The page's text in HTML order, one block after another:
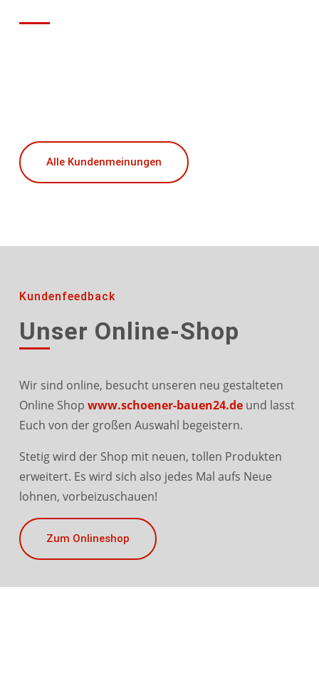
Alle Kundenmeinungen
Kundenfeedback
Unser Online-Shop
Wir sind online, besucht unseren neu gestalteten
Online Shop www.schoener-bauen24.deund lasst
Euch von der großen Auswahl begeistern.
Stetig wird der Shop mit neuen, tollen Produkten
erweitert. Es wird sich also jedes Mal aufs Neue
lohnen, vorbeizuschauen!
Zum Onlineshop